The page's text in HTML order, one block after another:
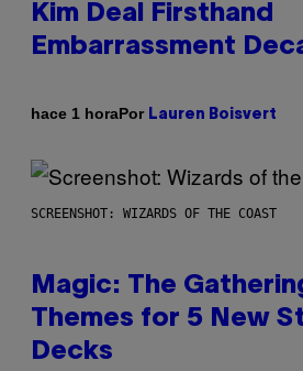
Kim Deal Firsthand
Embarrassment
hace 1 horaPor Lauren Boisvert
SCREENSHOT: WIZARDS OF THE COAST
Magic: The
Themes for 5 New
Decks